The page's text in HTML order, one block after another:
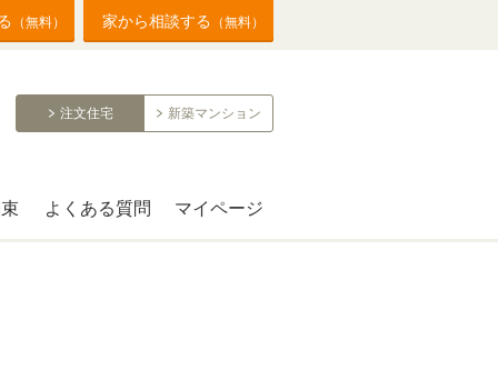
（無料） 家から相談する （無料）
注文住宅 新築マンション
よくある質問 マイページ